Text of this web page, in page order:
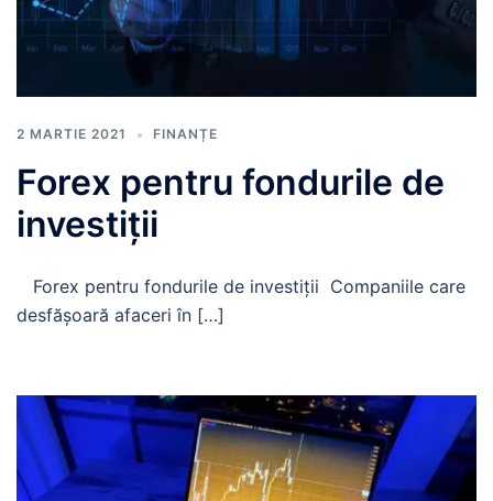
2 MARTIE 2021 FINANȚE
Forex pentru fondurile de
investiții
Forex pentru fondurile de investiții Companiile care
desfășoară afaceri în […]